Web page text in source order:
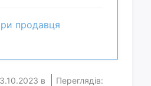
продавця
в
Переглядів: